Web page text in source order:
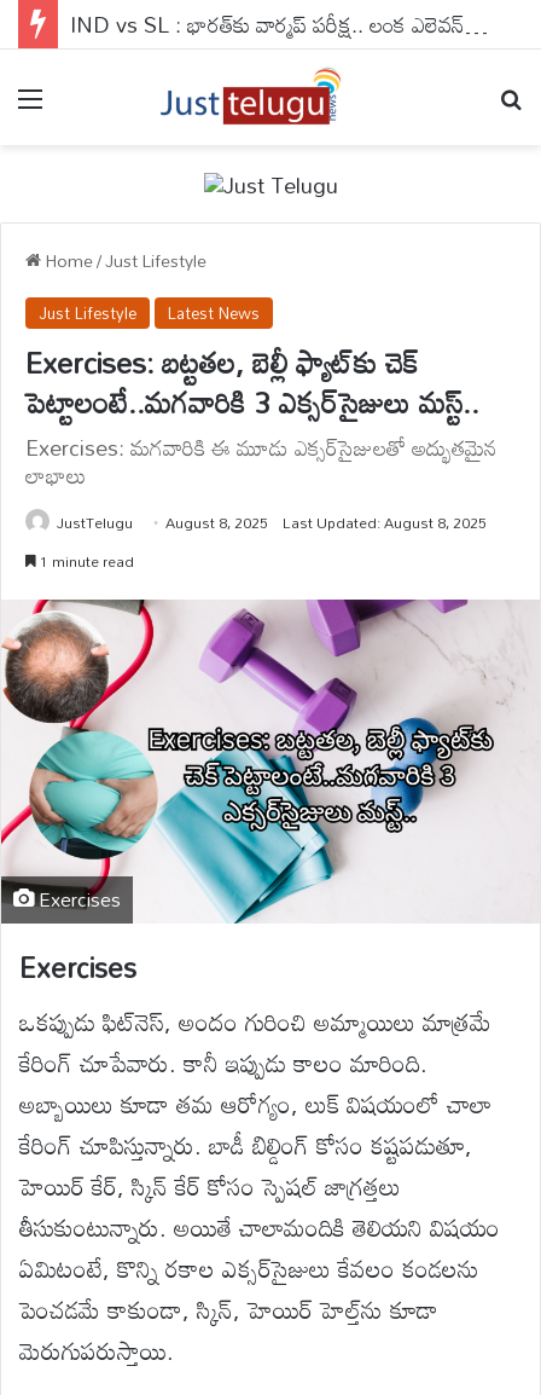
IND vs SL : భారత్‌కు వార్మప్ పరీక్ష.. లంక ఎలెవన్‌తో సన్నాహక మ్యాచ్
Home/Just Lifestyle
Just Lifestyle Latest News
Exercises: బట్టతల, బెల్లీ ఫ్యాట్‌కు చెక్
పెట్టాలంటే..మగవారికి 3 ఎక్సర్‌సైజులు మస్ట్..
Exercises: మగవారికి ఈ మూడు ఎక్సర్‌సైజులతో అద్భుతమైన
లాభాలు
JustTelugu August 8, 2025 Last Updated: August 8, 2025
1 minute read
Exercises
Exercises
ఒకప్పుడు ఫిట్‌నెస్, అందం గురించి అమ్మాయిలు మాత్రమే
కేరింగ్ చూపేవారు. కానీ ఇప్పుడు కాలం మారింది.
అబ్బాయిలు కూడా తమ ఆరోగ్యం, లుక్ విషయంలో చాలా
కేరింగ్ చూపిస్తున్నారు. బాడీ బిల్డింగ్ కోసం కష్టపడుతూ,
హెయిర్ కేర్, స్కిన్ కేర్ కోసం స్పెషల్ జాగ్రత్తలు
తీసుకుంటున్నారు. అయితే చాలామందికి తెలియని విషయం
ఏమిటంటే, కొన్ని రకాల ఎక్సర్‌సైజులు కేవలం కండలను
పెంచడమే కాకుండా, స్కిన్, హెయిర్ హెల్త్‌ను కూడా
మెరుగుపరుస్తాయి.